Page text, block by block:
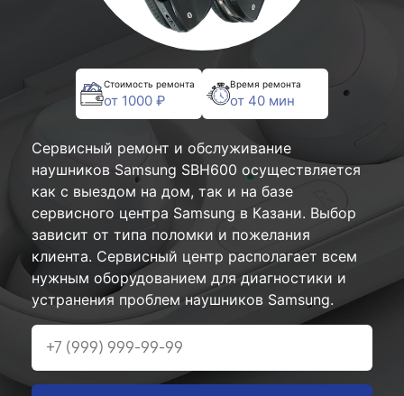
Стоимость ремонта
от 1000 ₽
Время ремонта
от 40 мин
Сервисный ремонт и обслуживание
наушников Samsung SBH600 осуществляется
как с выездом на дом, так и на базе
сервисного центра Samsung в Казани. Выбор
зависит от типа поломки и пожелания
клиента. Сервисный центр располагает всем
нужным оборудованием для диагностики и
устранения проблем наушников Samsung.